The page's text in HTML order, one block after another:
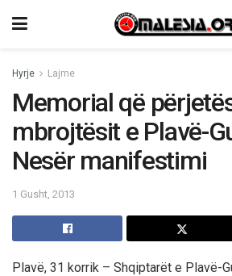
Hyrje Lajme
Memorial që
mbrojtësit e Plavë-
Nesër manifestimi
1 Gusht, 2013
Plavë, 31 korrik – Shqiptarët e Plavë-